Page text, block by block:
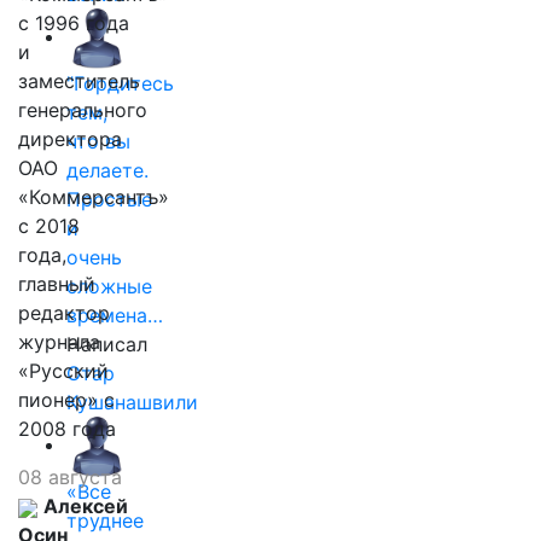
"Гордитесь
тем,
что вы
делаете.
Простые
и
очень
сложные
времена…
Написал
Отар
Кушанашвили
«Все
труднее
с 1996 года
и
заместитель
генерального
директора
ОАО
«Коммерсантъ»
с 2018
года,
главный
редактор
журнала
«Русский
пионер» с
2008 года
08 августа
Алексей
Осин